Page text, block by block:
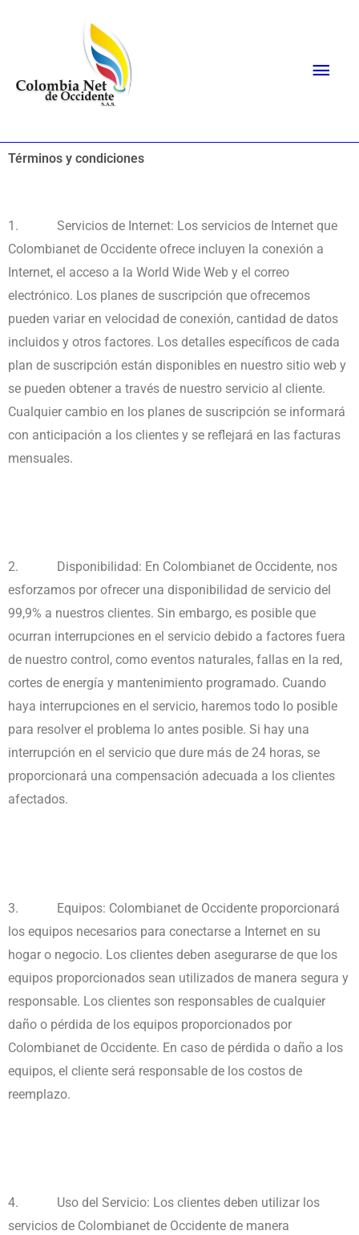
Términos y condiciones
1.
Servicios de Internet: Los servicios de Internet que
Colombianet de Occidente ofrece incluyen la conexión a
Internet, el acceso a la World Wide Web y el correo
electrónico. Los planes de suscripción que ofrecemos
pueden variar en velocidad de conexión, cantidad de datos
incluidos y otros factores. Los detalles específicos de cada
plan de suscripción están disponibles en nuestro sitio web y
se pueden obtener a través de nuestro servicio al cliente.
Cualquier cambio en los planes de suscripción se informará
con anticipación a los clientes y se reflejará en las facturas
mensuales.
2.
Disponibilidad: En Colombianet de Occidente, nos
esforzamos por ofrecer una disponibilidad de servicio del
99,9% a nuestros clientes. Sin embargo, es posible que
ocurran interrupciones en el servicio debido a factores fuera
de nuestro control, como eventos naturales, fallas en la red,
cortes de energía y mantenimiento programado. Cuando
haya interrupciones en el servicio, haremos todo lo posible
para resolver el problema lo antes posible. Si hay una
interrupción en el servicio que dure más de 24 horas, se
proporcionará una compensación adecuada a los clientes
afectados.
3.
Equipos: Colombianet de Occidente proporcionará
los equipos necesarios para conectarse a Internet en su
hogar o negocio. Los clientes deben asegurarse de que los
equipos proporcionados sean utilizados de manera segura y
responsable. Los clientes son responsables de cualquier
daño o pérdida de los equipos proporcionados por
Colombianet de Occidente. En caso de pérdida o daño a los
equipos, el cliente será responsable de los costos de
reemplazo.
4.
Uso del Servicio: Los clientes deben utilizar los
servicios de Colombianet de Occidente de manera